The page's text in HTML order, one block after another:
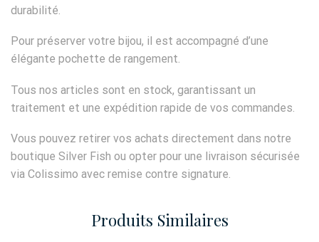
durabilité.
Pour préserver votre bijou, il est accompagné d’une
élégante pochette de rangement.
Tous nos articles sont en stock, garantissant un
traitement et une expédition rapide de vos commandes.
Vous pouvez retirer vos achats directement dans notre
boutique Silver Fish ou opter pour une livraison sécurisée
via Colissimo avec remise contre signature.
Produits Similaires